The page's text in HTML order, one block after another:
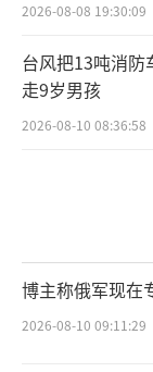
2026-08-08 19:30:09
台风把13吨消防
走9岁男孩
2026-08-10 08:36:58
博主称俄军现在
2026-08-10 09:11:29